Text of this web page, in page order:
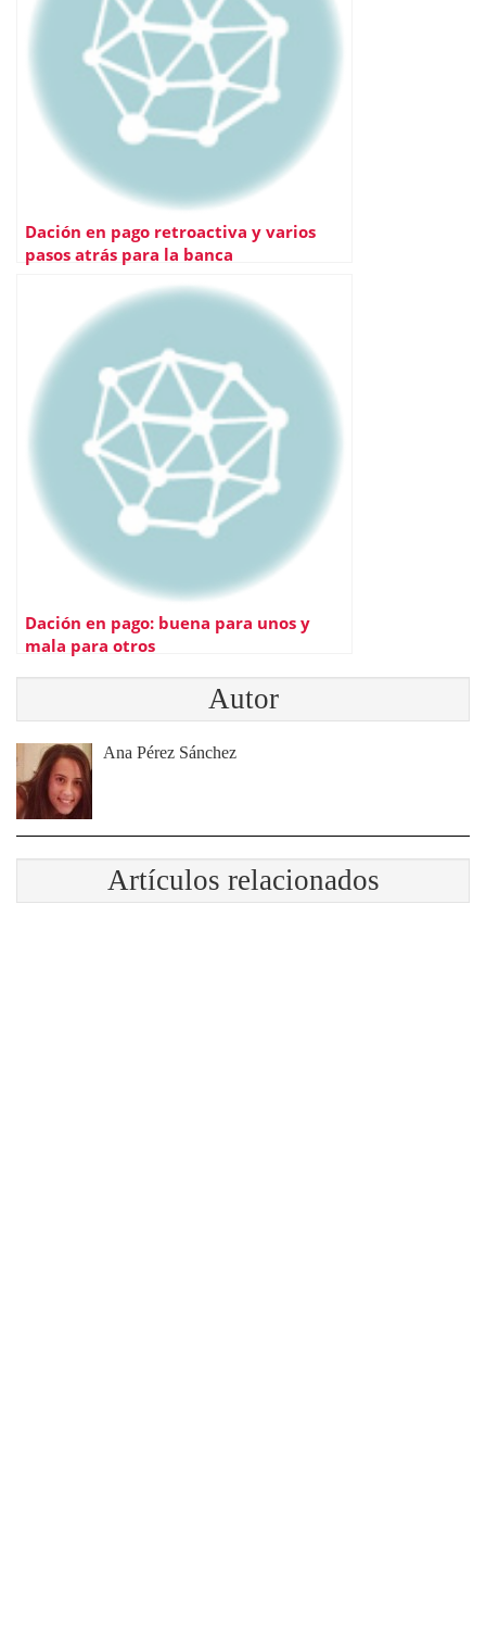
Dación en pago retroactiva y varios
pasos atrás para la banca
Dación en pago: buena para unos y
mala para otros
Autor
Ana Pérez Sánchez
Artículos relacionados